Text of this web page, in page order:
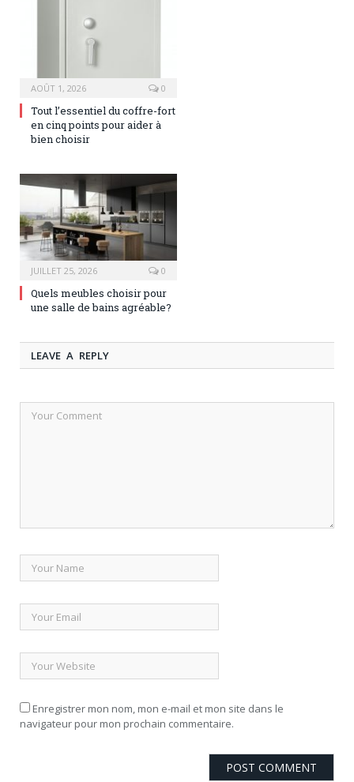
AOÛT 1, 2026 0
Tout l’essentiel du coffre-fort
en cinq points pour aider à
bien choisir
JUILLET 25, 2026 0
Quels meubles choisir pour
une salle de bains agréable?
LEAVE A REPLY
Enregistrer mon nom, mon e-mail et mon site dans le
navigateur pour mon prochain commentaire.